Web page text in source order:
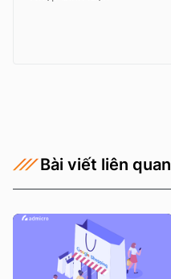
Bài viết liên quan